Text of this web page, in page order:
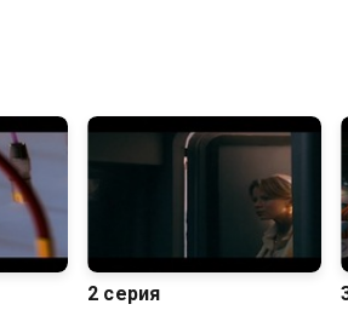
2 серия